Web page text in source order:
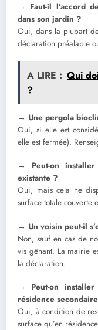
→ Faut-il l’accord
dans son jardin ?
Oui, dans la plupart
déclaration préalable
A LIRE : Qui
?
→ Une pergola
Oui, si elle est
elle est fermée).
→ Peut-on
existante ?
Oui, mais cela ne
surface totale couverte
→ Un voisin peut-il
Non, sauf en cas de
vis gênant. La mairie
la déclaration.
→ Peut-on installer
résidence
Oui, à condition de
surface qu’en